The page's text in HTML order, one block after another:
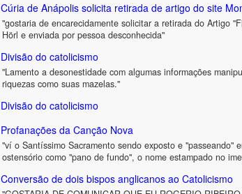
Cúria de Anápolis solicita retirada de artigo do site
"gostaria de encarecidamente solicitar a retirada do Artigo
Hörl e enviada por pessoa desconhecida"
Divisão do catolicismo
"Lamento a desonestidade com algumas informações
riquezas como suas mazelas."
Divisão do catolicismo
Profanações da Canção Nova
"ví o Santíssimo Sacramento sendo exposto e
ostensório como "pano de fundo", o nome estampado no
Conversão de dois bispos anglicanos ao Catolicismo